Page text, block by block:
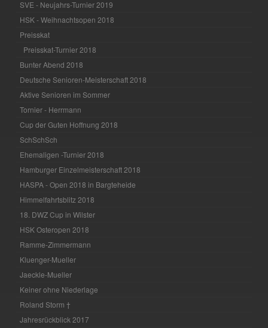
SVE - Neujahrs-Turnier 2019
HSK - Weihnachtsopen 2018
Preisskat
Preisskat-Turnier 2018
Bunter Abend 2018
Deutsche Senioren-Meisterschaft 2018
Aktive Senioren im Sommer
Tornier - Herrmann
Cup der Guten Hoffnung 2018
SchSchSch
Ehemaligen -Turnier 2018
Hamburger Einzelmeisterschaft 2018
HASPA - Open 2018 in Bargteheide
Himmelfahrtsblitz 2018
18. DWZ Cup in Wilster
HSK Osteropen 2018
Ramme-Zimmermann
Kluenger-Mueller
Jaeckle-Mueller
Keiner ohne Niederlage
Roland Storm †
Jahresrückblick 2017